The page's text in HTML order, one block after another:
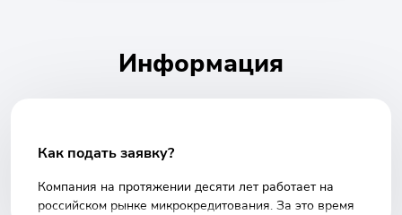
Информация
Как подать заявку?
Компания на протяжении десяти лет работает на
российском рынке микрокредитования. За это время